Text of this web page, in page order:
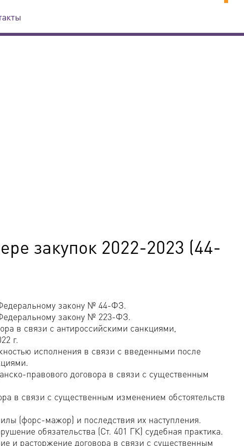
закупок 2022-2023 (44-
закону № 44-ФЗ.
закону № 223-ФЗ.
в связи с антироссийскими санкциями,
г.
исполнения в связи с введенными после
правового договора в связи с существенным
в связи с существенным изменением обстоятельств
(форс-мажор) и последствия их наступления.
обязательства (Ст. 401 ГК) судебная практика.
и расторжение договора в связи с существенным